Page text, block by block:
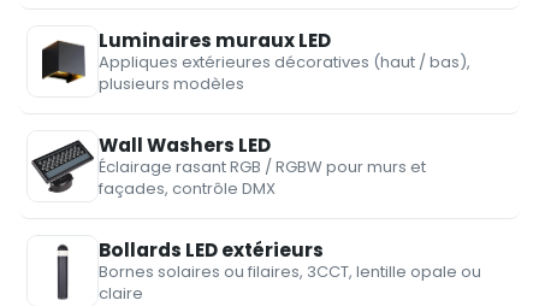
Luminaires muraux LED
Appliques extérieures décoratives (haut / bas),
plusieurs modèles
Wall Washers LED
Éclairage rasant RGB / RGBW pour murs et
façades, contrôle DMX
Bollards LED extérieurs
Bornes solaires ou filaires, 3CCT, lentille opale ou
claire